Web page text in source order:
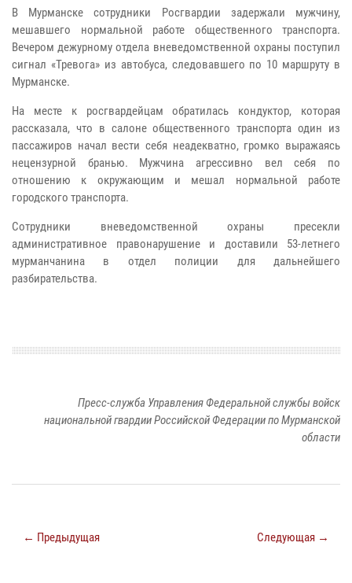
В Мурманске сотрудники Росгвардии задержали мужчину,
мешавшего нормальной работе общественного транспорта.
Вечером дежурному отдела вневедомственной охраны поступил
сигнал «Тревога» из автобуса, следовавшего по 10 маршруту в
Мурманске.
На месте к росгвардейцам обратилась кондуктор, которая
рассказала, что в салоне общественного транспорта один из
пассажиров начал вести себя неадекватно, громко выражаясь
нецензурной бранью. Мужчина агрессивно вел себя по
отношению к окружающим и мешал нормальной работе
городского транспорта.
Сотрудники вневедомственной охраны пресекли
административное правонарушение и доставили 53-летнего
мурманчанина в отдел полиции для дальнейшего
разбирательства.
Пресс-служба Управления Федеральной службы войск
национальной гвардии Российской Федерации по Мурманской
области
← Предыдущая Следующая →